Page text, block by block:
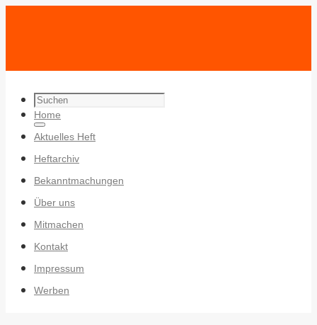
Search
for:
Search
Zum
Inhalt
springen
Home
Aktuelles Heft
Heftarchiv
Bekanntmachungen
Über uns
Mitmachen
Kontakt
Impressum
Werben